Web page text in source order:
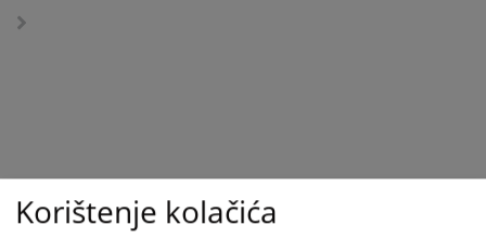
Korištenje kolačića